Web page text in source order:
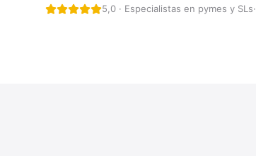
5,0 · Especialistas en pymes y SLs·